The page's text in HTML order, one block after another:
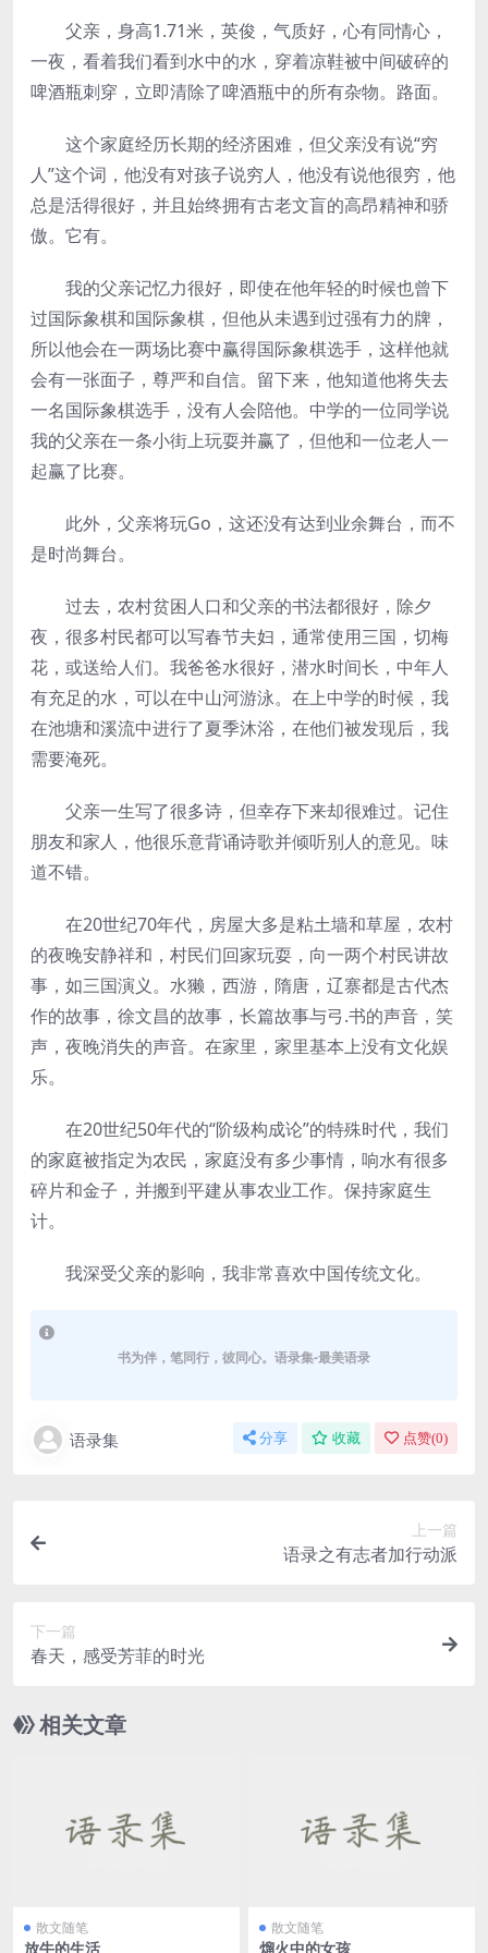
父亲，身高1.71米，英俊，气质好，心有同情心，
一夜，看着我们看到水中的水，穿着凉鞋被中间破碎的
啤酒瓶刺穿，立即清除了啤酒瓶中的所有杂物。路面。
这个家庭经历长期的经济困难，但父亲没有说“穷
人”这个词，他没有对孩子说穷人，他没有说他很穷，他
总是活得很好，并且始终拥有古老文盲的高昂精神和骄
傲。它有。
我的父亲记忆力很好，即使在他年轻的时候也曾下
过国际象棋和国际象棋，但他从未遇到过强有力的牌，
所以他会在一两场比赛中赢得国际象棋选手，这样他就
会有一张面子，尊严和自信。留下来，他知道他将失去
一名国际象棋选手，没有人会陪他。中学的一位同学说
我的父亲在一条小街上玩耍并赢了，但他和一位老人一
起赢了比赛。
此外，父亲将玩Go，这还没有达到业余舞台，而不
是时尚舞台。
过去，农村贫困人口和父亲的书法都很好，除夕
夜，很多村民都可以写春节夫妇，通常使用三国，切梅
花，或送给人们。我爸爸水很好，潜水时间长，中年人
有充足的水，可以在中山河游泳。在上中学的时候，我
在池塘和溪流中进行了夏季沐浴，在他们被发现后，我
需要淹死。
父亲一生写了很多诗，但幸存下来却很难过。记住
朋友和家人，他很乐意背诵诗歌并倾听别人的意见。味
道不错。
在20世纪70年代，房屋大多是粘土墙和草屋，农村
的夜晚安静祥和，村民们回家玩耍，向一两个村民讲故
事，如三国演义。水獭，西游，隋唐，辽寨都是古代杰
作的故事，徐文昌的故事，长篇故事与弓.书的声音，笑
声，夜晚消失的声音。在家里，家里基本上没有文化娱
乐。
在20世纪50年代的“阶级构成论”的特殊时代，我们
的家庭被指定为农民，家庭没有多少事情，响水有很多
碎片和金子，并搬到平建从事农业工作。保持家庭生
计。
我深受父亲的影响，我非常喜欢中国传统文化。
书为伴，笔同行，彼同心。语录集-最美语录
语录集 分享 收藏 点赞(0)
上一篇
语录之有志者加行动派
下一篇
春天，感受芳菲的时光
相关文章
散文随笔
放牛的生活
散文随笔
熘火中的女孩